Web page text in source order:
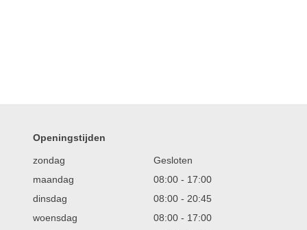
Openingstijden
zondag
Gesloten
maandag
08:00 - 17:00
dinsdag
08:00 - 20:45
woensdag
08:00 - 17:00